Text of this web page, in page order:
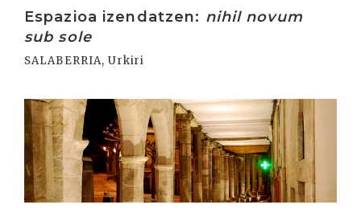
Espazioa izendatzen: nihil novum
sub sole
SALABERRIA, Urkiri
Irakurri